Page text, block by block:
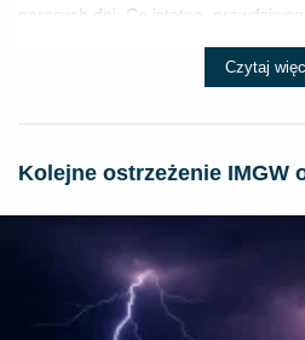
gorących dni. Co istotne,
Czytaj
Kolejne ostrzeżenie IMGW